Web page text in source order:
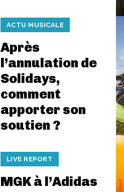
ACTU MUSICALE
Après
l’annulation de
Solidays,
comment
apporter son
soutien ?
LIVE REPORT
MGK à l’Adidas